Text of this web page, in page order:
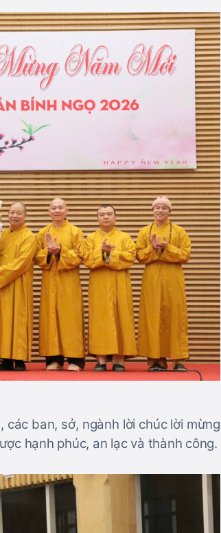
ban, sở, ngành lời chúc lời mừng
hạnh phúc, an lạc và thành công.